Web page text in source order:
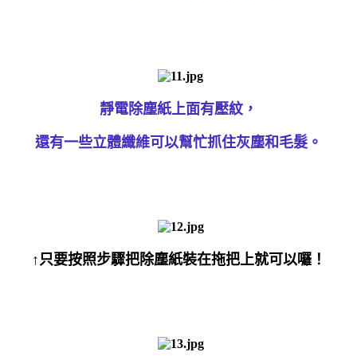
靜電除塵紙上面有壓紋，
還有一些立體纖維可以幫忙抓住灰塵和毛髮。
↑只要按照步驟把除塵紙裝在拖把上就可以囉！